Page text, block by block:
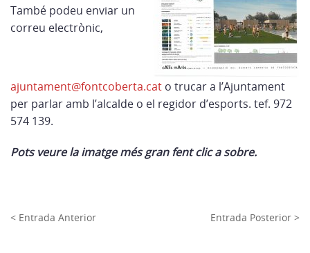
També podeu enviar un
correu electrònic,
ajuntament@fontcoberta.cat o trucar a l’Ajuntament
per parlar amb l’alcalde o el regidor d’esports. tef. 972
574 139.
Pots veure la imatge més gran fent clic a sobre.
< Entrada Anterior Entrada Posterior >